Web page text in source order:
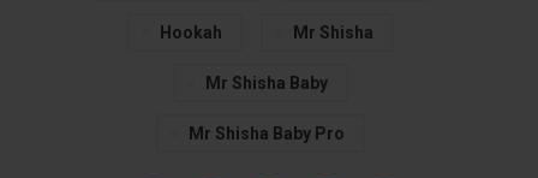
Hookah Mr Shisha
Mr Shisha Baby
Mr Shisha Baby Pro